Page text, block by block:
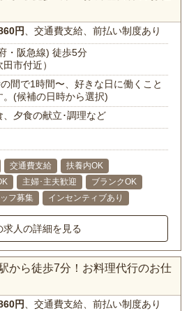
円 、交通費支給、前払い制度あり
・阪急線) 徒歩5分
田市付近）
間で1時間〜、好きな日に働くこと
。(候補の日時から選択)
、夕食の献立･調理など
交通費支給
扶養内OK
主婦･主夫歓迎
ブランクOK
フ募集 インセンティブあり
求人の詳細を見る
から徒歩7分！お料理代行のお仕
円 、交通費支給、前払い制度あり